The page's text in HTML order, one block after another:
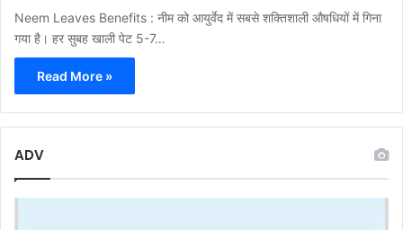
Neem Leaves Benefits : नीम को आयुर्वेद में सबसे शक्तिशाली औषधियों में गिना
गया है। हर सुबह खाली पेट 5-7…
Read More »
ADV